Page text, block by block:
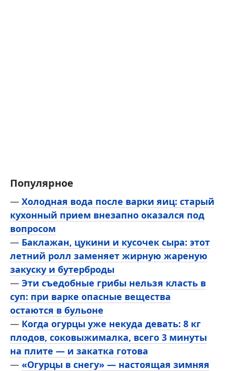
Популярное
— Холодная вода после варки яиц: старый
кухонный прием внезапно оказался под
вопросом
— Баклажан, цукини и кусочек сыра: этот
летний ролл заменяет жирную жареную
закуску и бутерброды
— Эти съедобные грибы нельзя класть в
суп: при варке опасные вещества
остаются в бульоне
— Когда огурцы уже некуда девать: 8 кг
плодов, соковыжималка, всего 3 минуты
на плите — и закатка готова
— «Огурцы в снегу» — настоящая зимняя